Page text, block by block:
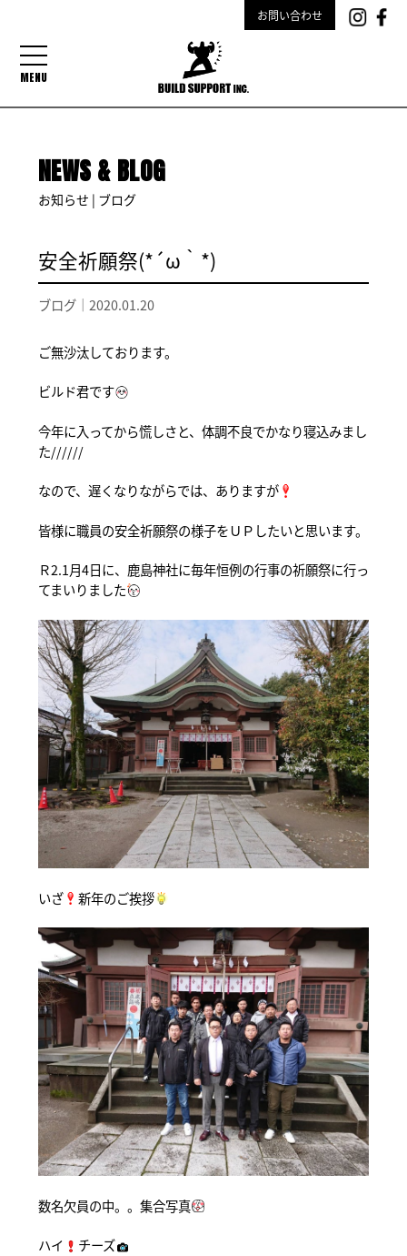
お問い合わせ
MENU
NEWS & BLOG
お知らせ | ブログ
安全祈願祭(*´ω｀*)
ブログ｜ 2020.01.20
ご無沙汰しております。
ビルド君です
今年に入ってから慌しさと、体調不良でかなり寝込みまし
た//////
なので、遅くなりながらでは、ありますが
皆様に職員の安全祈願祭の様子をＵＰしたいと思います。
Ｒ2.1月4日に、鹿島神社に毎年恒例の行事の祈願祭に行っ
てまいりました
いざ 新年のご挨拶
数名欠員の中。。集合写真
ハイ チーズ